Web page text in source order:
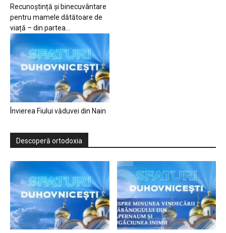
Recunoștință și binecuvântare
pentru mamele dătătoare de
viață – din partea...
Învierea Fiului văduvei din Nain
Descoperă ortodoxia